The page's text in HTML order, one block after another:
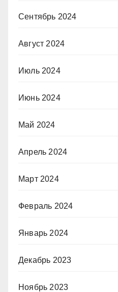
Сентябрь 2024
Август 2024
Июль 2024
Июнь 2024
Май 2024
Апрель 2024
Март 2024
Февраль 2024
Январь 2024
Декабрь 2023
Ноябрь 2023